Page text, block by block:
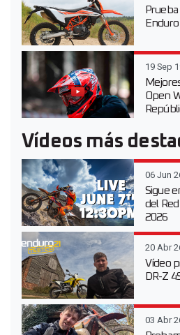
Enduro
19 Sep
Open
Vídeos más
06 Jun
Sigue
del
2026
20 Abr
Vídeo
DR-Z
03 Abr